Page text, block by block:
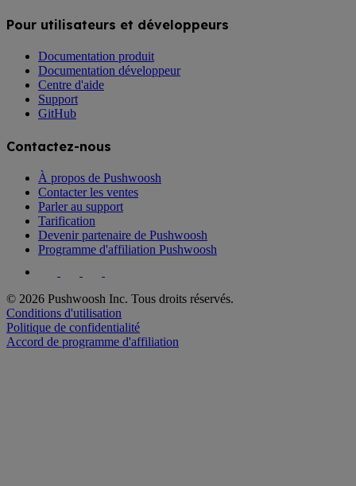
Pour utilisateurs et développeurs
Documentation produit
Documentation développeur
Centre d'aide
Support
GitHub
Contactez-nous
À propos de Pushwoosh
Contacter les ventes
Parler au support
Tarification
Devenir partenaire de Pushwoosh
Programme d'affiliation Pushwoosh
© 2026 Pushwoosh Inc. Tous droits réservés.
Conditions d'utilisation
Politique de confidentialité
Accord de programme d'affiliation